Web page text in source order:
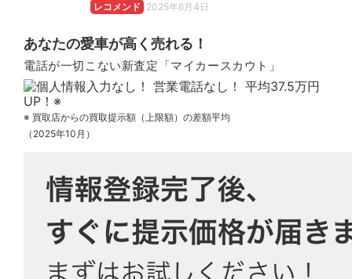
レコメンド 2025年6月4日
あなたの愛車が高く売れる！
電話が一切こない新査定「マイカースカウト」
※ 買取店からの買取提示額（上限額）の差額平均
（2025年10月）